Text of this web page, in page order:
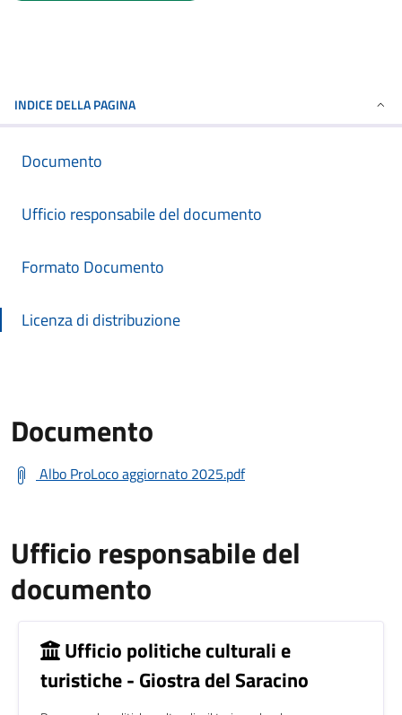
INDICE DELLA PAGINA
Documento
Ufficio responsabile del documento
Formato Documento
Licenza di distribuzione
Documento
Albo ProLoco aggiornato 2025.pdf
Ufficio responsabile del
documento
Ufficio politiche culturali e
turistiche - Giostra del Saracino